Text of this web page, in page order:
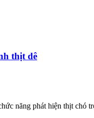
thịt dê
năng phát hiện thịt chó